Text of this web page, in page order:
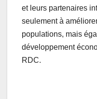
et leurs partenaires
seulement à
populations, mais
développement
RDC.